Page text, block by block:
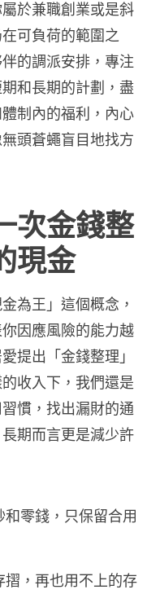
於兼職創業或是斜
可負荷的範圍之
的調派安排，專注
和長期的計劃，盡
制內的福利，內心
頭蒼蠅盲目地找方
次金錢整
現金
為王」這個概念，
因應風險的能力越
提出「金錢整理」
收入下，我們還是
慣，找出漏財的通
期而言更是減少許
和零錢，只保留合用
摺，再也用不上的存